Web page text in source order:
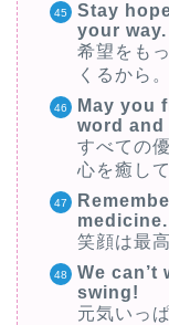
Stay
your way.
希望をも
くるから。
May you
word and
すべての
心を癒し
medicine.
笑顔は最
We can’t
swing!
元気いっ